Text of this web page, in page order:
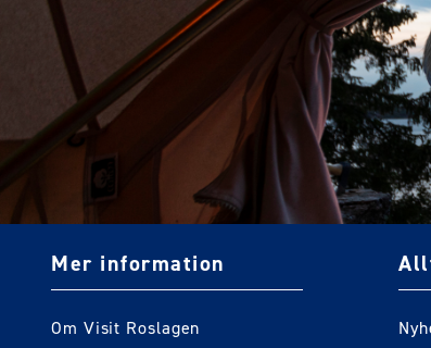
Mer information
Om Visit Roslagen